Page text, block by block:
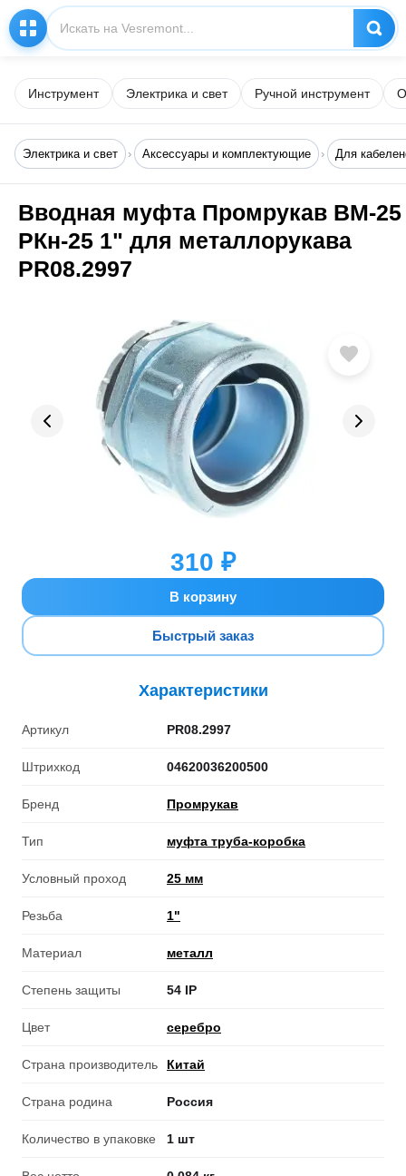
Инструмент Электрика и свет Ручной инструмент
Электрика и свет Аксессуары и комплектующие Для
Вводная муфта Промрукав ВМ-25
РКн-25 1" для металлорукава
PR08.2997
310 ₽
В корзину
Быстрый заказ
Характеристики
Артикул PR08.2997
Штрихкод 04620036200500
Бренд Промрукав
Тип муфта труба-коробка
Условный проход 25 мм
Резьба 1"
Материал металл
Степень защиты 54 IP
Цвет серебро
Страна производитель Китай
Страна родина Россия
Количество в упаковке 1 шт